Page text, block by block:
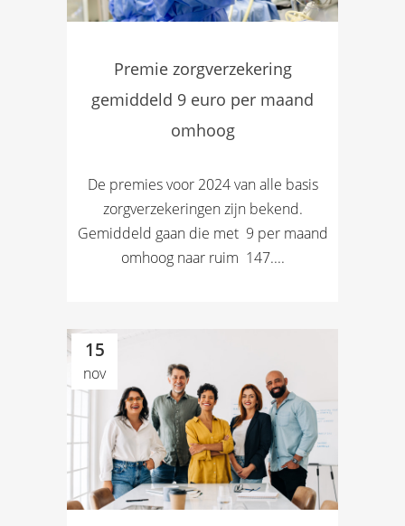
Premie zorgverzekering
gemiddeld 9 euro per maand
omhoog
De premies voor 2024 van alle basis
zorgverzekeringen zijn bekend.
Gemiddeld gaan die met  9 per maand
omhoog naar ruim  147....
15
nov